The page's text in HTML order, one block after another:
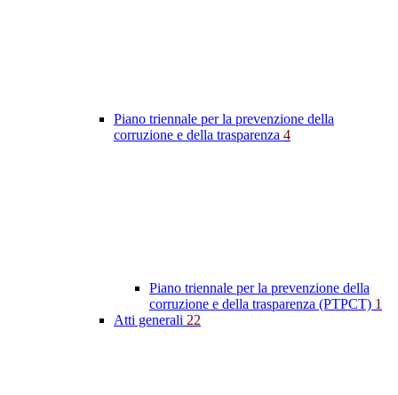
Piano triennale per la prevenzione della
corruzione e della trasparenza 4
Piano triennale per la prevenzione della
corruzione e della trasparenza (PTPCT) 1
Atti generali 22